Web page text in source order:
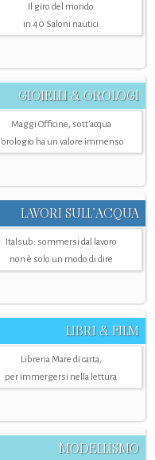
Il giro del mondo
in 40 Saloni nautici
GIOIELLI & OROLOGI
Maggi Officine, sott’acqua
l'orologio ha un valore immenso
LAVORI SULL’ACQUA
Italsub: sommersi dal lavoro
non è solo un modo di dire
LIBRI & FILM
Libreria Mare di carta,
per immergersi nella lettura
MODELLISMO